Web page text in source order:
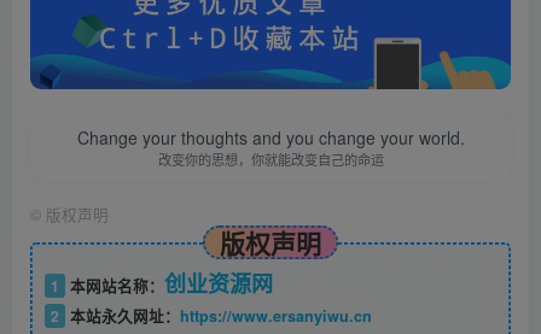
Change your thoughts and you change your world.
改变你的思想，你就能改变自己的命运
© 版权声明
版权声明
1 本网站名称： 创业资源网
2 本站永久网址： https://www.ersanyiwu.cn